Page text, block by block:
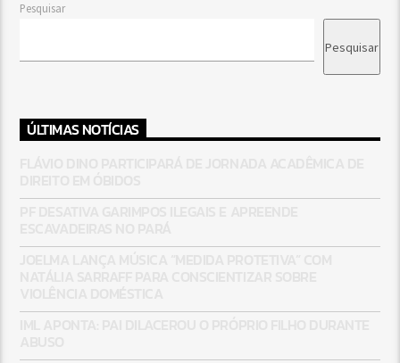
Pesquisar
Pesquisar
ÚLTIMAS NOTÍCIAS